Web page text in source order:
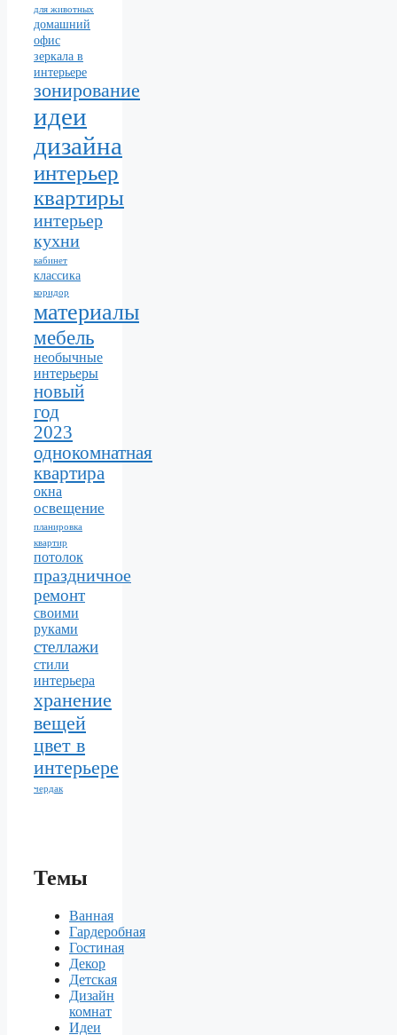
для животных
домашний
офис
зеркала в
интерьере
зонирование
идеи
дизайна
интерьер
квартиры
интерьер
кухни
кабинет
классика
коридор
материалы
мебель
необычные
интерьеры
новый
год
2023
однокомнатная
квартира
окна
освещение
планировка
квартир
потолок
праздничное
ремонт
своими
руками
стеллажи
стили
интерьера
хранение
вещей
цвет в
интерьере
чердак
Темы
Ванная
Гардеробная
Гостиная
Декор
Детская
Дизайн
комнат
Идеи